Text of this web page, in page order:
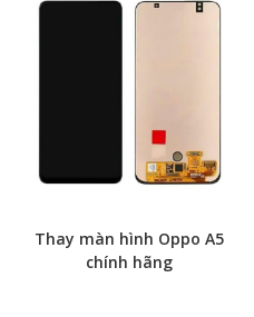
Thay màn hình Oppo A5
chính hãng